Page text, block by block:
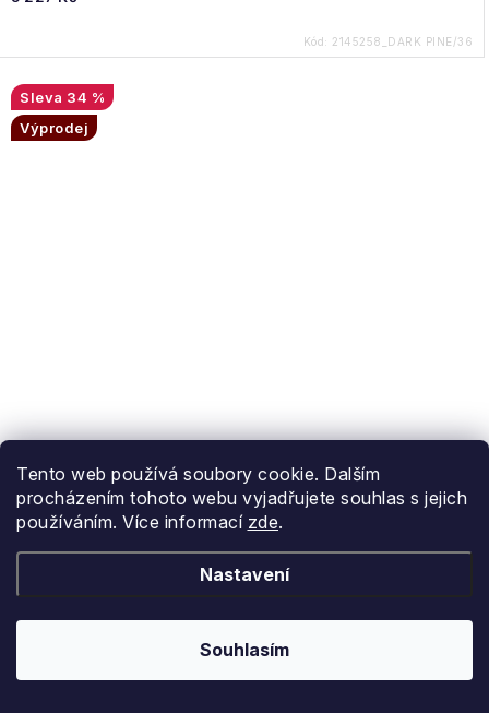
Tento web používá soubory cookie. Dalším
procházením tohoto webu vyjadřujete souhlas s jejich
používáním. Více informací zde.
Nastavení
Souhlasím
Kód: 2145258_DARK PINE/36
34 %
Výprodej